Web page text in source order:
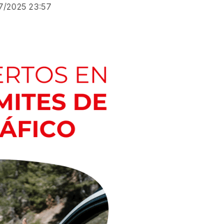
2025 23:57